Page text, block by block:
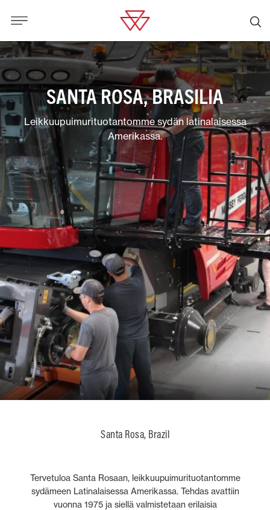
SANTA ROSA, BRASILIA
Leikkuupuimurituotantomme sydän latinalaisessa
Amerikassa.
Santa Rosa, Brazil
Tervetuloa Santa Rosaan, leikkuupuimurituotantomme
sydämeen Latinalaisessa Amerikassa. Tehdas avattiin
vuonna 1975 ja siellä valmistetaan erilaisia